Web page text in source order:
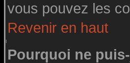
vous pouvez les
Revenir en haut
Pourquoi ne